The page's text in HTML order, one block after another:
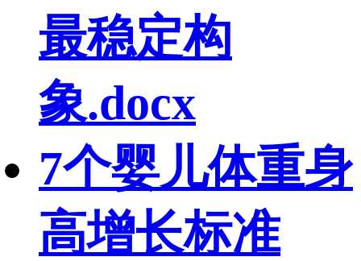
最稳定构
象.docx
7个婴儿体重身
高增长标准